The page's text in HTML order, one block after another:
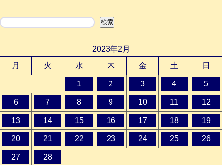
検索 検索
2023年2月
月
火 水 木 金 土 日
1 2 3 4 5
6 7 8 9 10 11 12
13 14 15 16 17 18 19
20 21 22 23 24 25 26
27 28